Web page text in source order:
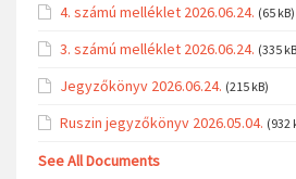
4. számú melléklet 2026.06.24. (65 kB)
3. számú melléklet 2026.06.24. (335
Jegyzőkönyv 2026.06.24. (215 kB)
Ruszin jegyzőkönyv 2026.05.04. (932
See All Documents